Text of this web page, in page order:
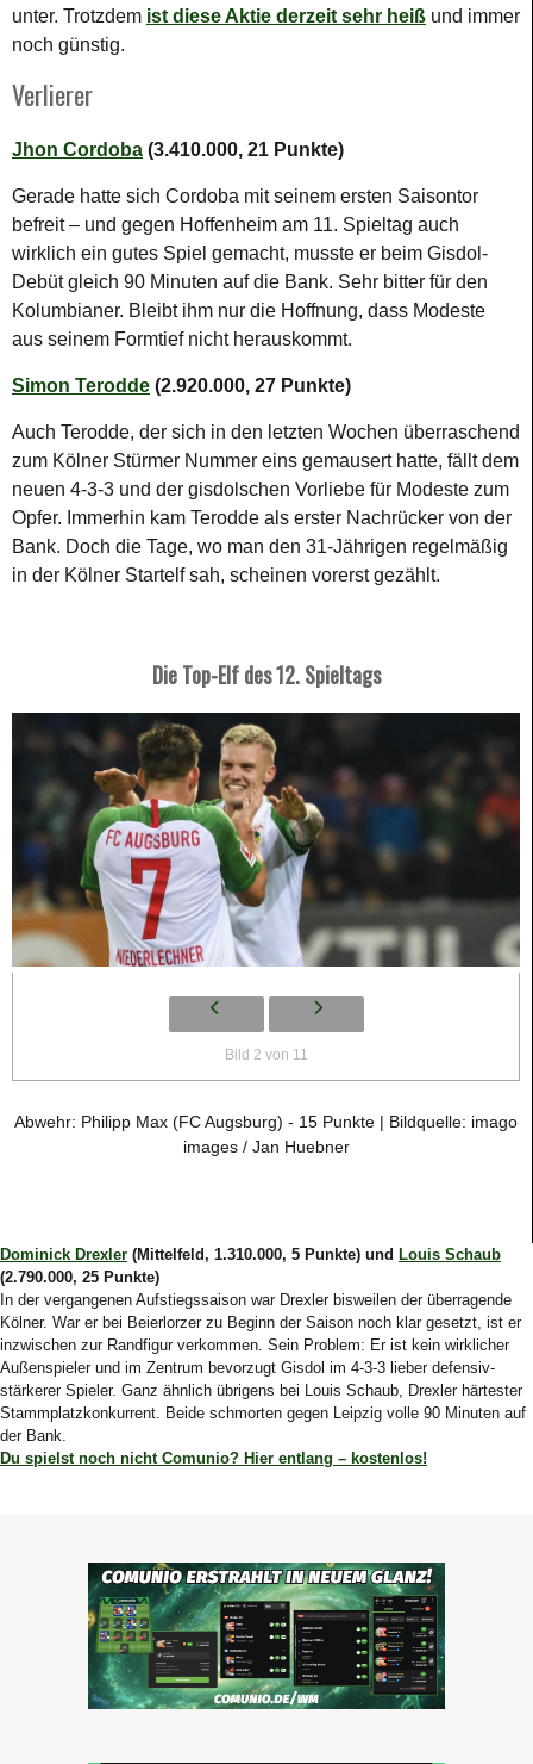
unter. Trotzdem ist diese Aktie derzeit sehr heiß und immer
noch günstig.
Verlierer
Jhon Cordoba (3.410.000, 21 Punkte)
Gerade hatte sich Cordoba mit seinem ersten Saisontor
befreit – und gegen Hoffenheim am 11. Spieltag auch
wirklich ein gutes Spiel gemacht, musste er beim Gisdol-
Debüt gleich 90 Minuten auf die Bank. Sehr bitter für den
Kolumbianer. Bleibt ihm nur die Hoffnung, dass Modeste
aus seinem Formtief nicht herauskommt.
Simon Terodde (2.920.000, 27 Punkte)
Auch Terodde, der sich in den letzten Wochen überraschend
zum Kölner Stürmer Nummer eins gemausert hatte, fällt dem
neuen 4-3-3 und der gisdolschen Vorliebe für Modeste zum
Opfer. Immerhin kam Terodde als erster Nachrücker von der
Bank. Doch die Tage, wo man den 31-Jährigen regelmäßig
in der Kölner Startelf sah, scheinen vorerst gezählt.
Die Top-Elf des 12. Spieltags
Bild 2 von 11
Abwehr: Philipp Max (FC Augsburg) - 15 Punkte | Bildquelle: imago
images / Jan Huebner
Dominick Drexler (Mittelfeld, 1.310.000, 5 Punkte) und Louis Schaub
(2.790.000, 25 Punkte)
In der vergangenen Aufstiegssaison war Drexler bisweilen der überragende
Kölner. War er bei Beierlorzer zu Beginn der Saison noch klar gesetzt, ist er
inzwischen zur Randfigur verkommen. Sein Problem: Er ist kein wirklicher
Außenspieler und im Zentrum bevorzugt Gisdol im 4-3-3 lieber defensiv-
stärkerer Spieler. Ganz ähnlich übrigens bei Louis Schaub, Drexler härtester
Stammplatzkonkurrent. Beide schmorten gegen Leipzig volle 90 Minuten auf
der Bank.
Du spielst noch nicht Comunio? Hier entlang – kostenlos!